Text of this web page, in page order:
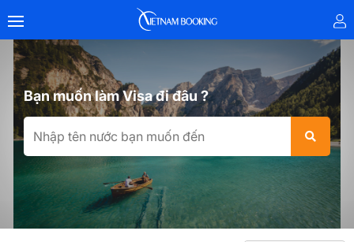
Bạn muốn làm Visa đi đâu ?